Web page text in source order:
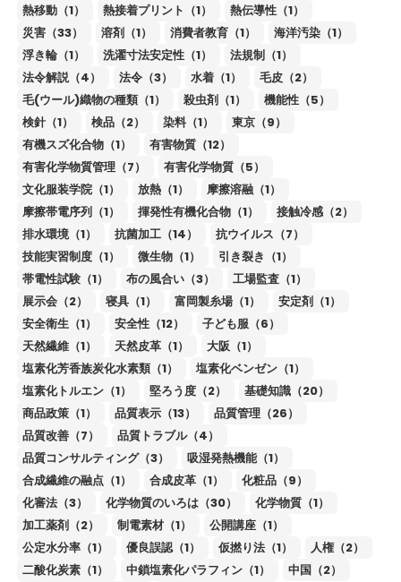
熱移動（1）
熱接着プリント（1）
熱伝導性（1）
災害（33）
溶剤（1） 消費者教育（1）
海洋汚染（1）
浮き輪（1）
洗濯寸法安定性（1）
法規制（1）
法令解説（4）
法令（3） 水着（1）
毛皮（2）
毛(ウール)織物の種類（1）
殺虫剤（1）
機能性（5）
検針（1）
検品（2） 染料（1）
東京（9）
有機スズ化合物（1）
有害物質（12）
有害化学物質管理（7）
有害化学物質（5）
文化服装学院（1）
放熱（1）
摩擦溶融（1）
摩擦帯電序列（1）
揮発性有機化合物（1）
接触冷感（2）
排水環境（1）
抗菌加工（14）
抗ウイルス（7）
技能実習制度（1）
微生物（1）
引き裂き（1）
帯電性試験（1）
布の風合い（3）
工場監査（1）
展示会（2）
寝具（1） 富岡製糸場（1）
安定剤（1）
安全衛生（1）
安全性（12）
子ども服（6）
天然繊維（1）
天然皮革（1）
大阪（1）
塩素化芳香族炭化水素類（1）
塩素化ベンゼン（1）
塩素化トルエン（1）
堅ろう度（2）
基礎知識（20）
商品政策（1）
品質表示（13）
品質管理（26）
品質改善（7）
品質トラブル（4）
品質コンサルティング（3）
吸湿発熱機能（1）
合成繊維の融点（1）
合成皮革（1）
化粧品（9）
化審法（3）
化学物質のいろは（30）
化学物質（1）
加工薬剤（2）
制電素材（1）
公開講座（1）
公定水分率（1）
優良誤認（1） 仮撚り法（1）
人権（2）
二酸化炭素（1）
中鎖塩素化パラフィン（1） 中国（2）